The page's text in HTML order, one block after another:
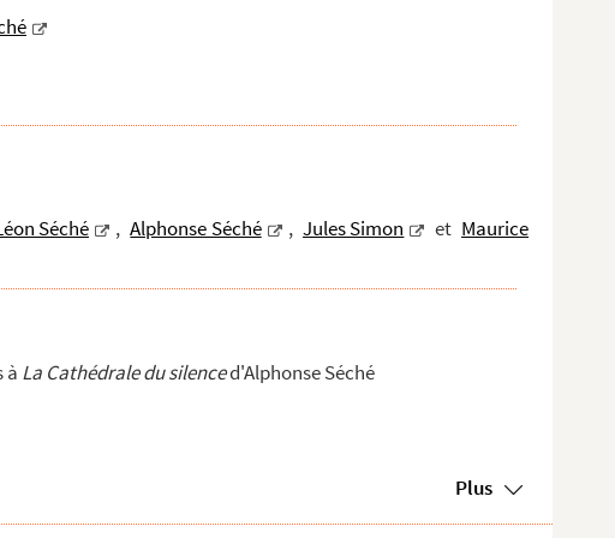
Séché , Alphonse Séché , Jules Simon et Maurice
à La Cathédrale du silenced'Alphonse Séché
Plus